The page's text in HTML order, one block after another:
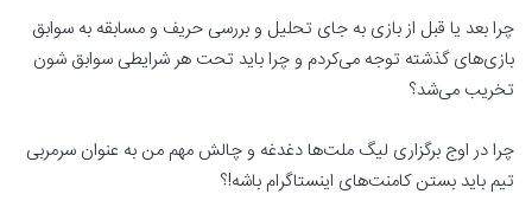
چرا بعد یا قبل از بازی به جای تحلیل و بررسی حریف و مسابقه به سوابق
بازی‌های گذشته توجه می‌کردم و چرا باید تحت هر شرایطی سوابق شون
تخریب می‌شد؟
چرا در اوج برگزاری لیگ ملت‌ها دغدغه و چالش مهم من به عنوان سرمربی
تیم باید بستن کامنت‌های اینستاگرام باشه!؟